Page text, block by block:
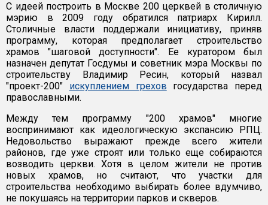
С идеей построить в Москве 200 церквей в столичную
мэрию в 2009 году обратился патриарх Кирилл.
Столичные власти поддержали инициативу, приняв
программу, которая предполагает строительство
храмов "шаговой доступности". Ее куратором был
назначен депутат Госдумы и советник мэра Москвы по
строительству Владимир Ресин, который назвал
"проект-200" искуплением грехов государства перед
православными.
Между тем программу "200 храмов" многие
воспринимают как идеологическую экспансию РПЦ.
Недовольство выражают прежде всего жители
районов, где уже строят или только еще собираются
возводить церкви. Хотя в целом жители не против
новых храмов, но считают, что участки для
строительства необходимо выбирать более вдумчиво,
не покушаясь на территории парков и скверов.